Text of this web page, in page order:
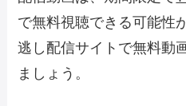
で無料視聴できる可能性
逃し配信サイトで無料動
ましょう。